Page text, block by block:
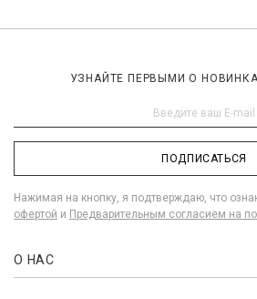
УЗНАЙТЕ ПЕРВЫМИ О
ПОДПИСАТЬСЯ
Нажимая на кнопку, я подтверждаю, что
офертой и Предварительным согласием на
О НАС